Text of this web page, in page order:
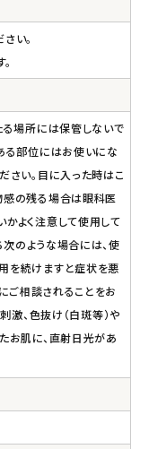
い。
場所には保管しないで
る部位にはお使いにな
さい。目に入った時はこ
感の残る場合は眼科医
よく注意して使用して
のような場合には、使
を続けますと症状を悪
ご相談されることをお
激、色抜け（白斑等）や
お肌に、直射日光があ